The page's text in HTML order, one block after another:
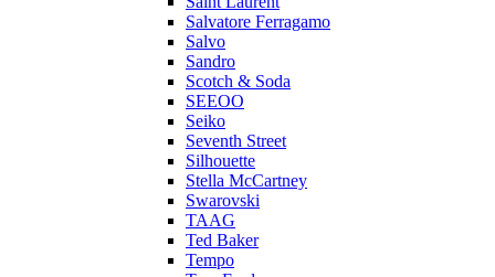
Salvatore Ferragamo
Salvo
Sandro
Scotch & Soda
SEEOO
Seiko
Seventh Street
Silhouette
Stella McCartney
Swarovski
TAAG
Ted Baker
Tempo